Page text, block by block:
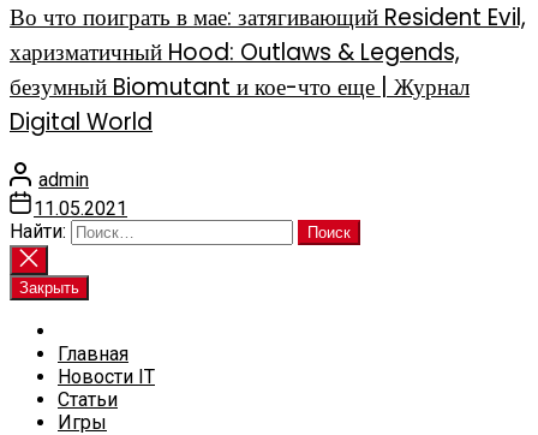
Во что поиграть в мае: затягивающий Resident Evil,
харизматичный Hood: Outlaws & Legends,
безумный Biomutant и кое-что еще | Журнал
Digital World
admin
11.05.2021
Найти:
Закрыть
Главная
Новости IT
Статьи
Игры